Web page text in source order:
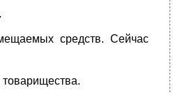
средств. Сейчас
товарищества.